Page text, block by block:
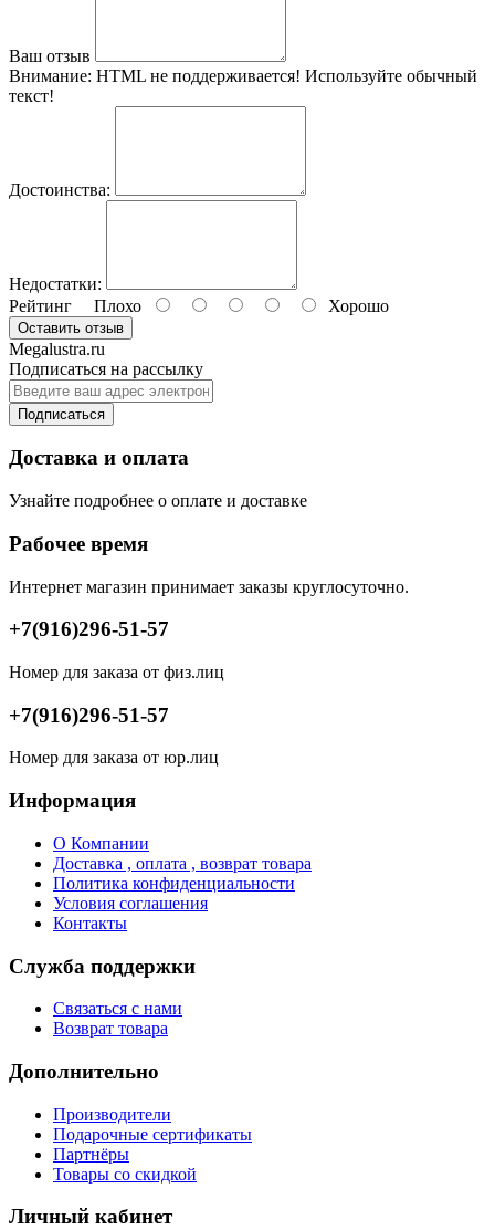
Ваш отзыв
Внимание: HTML не поддерживается! Используйте обычный
текст!
Достоинства:
Недостатки:
Рейтинг Плохо Хорошо
Оставить отзыв
Megalustra.ru
Подписаться на рассылку
Подписаться
Доставка и оплата
Узнайте подробнее о оплате и доставке
Рабочее время
Интернет магазин принимает заказы круглосуточно.
+7(916)296-51-57
Номер для заказа от физ.лиц
+7(916)296-51-57
Номер для заказа от юр.лиц
Информация
О Компании
Доставка , оплата , возврат товара
Политика конфиденциальности
Условия соглашения
Контакты
Служба поддержки
Связаться с нами
Возврат товара
Дополнительно
Производители
Подарочные сертификаты
Партнёры
Товары со скидкой
Личный кабинет